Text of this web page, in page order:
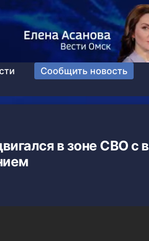
Сообщить новость
в зоне СВО с